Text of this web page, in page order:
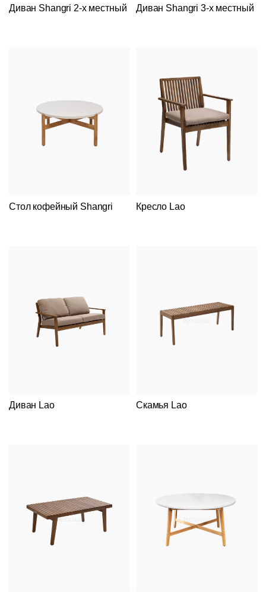
Диван Shangri 2-x местный Диван Shangri 3-x местный
Стол кофейный Shangri Кресло Lao
Диван Lao Скамья Lao